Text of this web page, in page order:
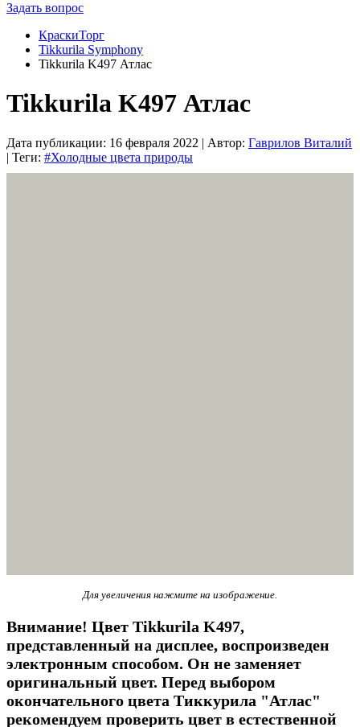
Задать вопрос
КраскиТорг
Tikkurila Symphony
Tikkurila K497 Атлас
Tikkurila K497 Атлас
Дата публикации: 16 февраля 2022 | Автор: Гаврилов Виталий
| Теги: #Холодные цвета природы
Для увеличения нажмите на изображение.
Внимание! Цвет Tikkurila K497,
представленный на дисплее, воспроизведен
электронным способом. Он не заменяет
оригинальный цвет. Перед выбором
окончательного цвета Тиккурила "Атлас"
рекомендуем проверить цвет в естественной